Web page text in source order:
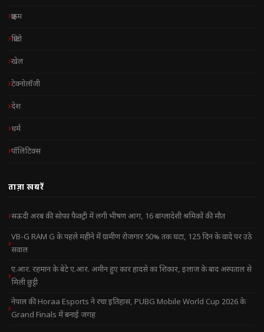
क्राइम
क्रिप्टो
खेल
टेक्नोलॉजी
देश
धर्म
पॉलिटिक्स
ताज़ा खबरें
सऊदी अरब की सोफा फैक्ट्री में लगी भीषण आग, 16 बांग्लादेशी श्रमिकों की मौत
VB-G RAM G के पहले महीने में ग्रामीण रोजगार 50% तक घटा, 125 दिन के वादे पर उठे
सवाल
ए.आर. रहमान के बेटे ए.आर. अमीन हुए कार हादसे का शिकार, इलाज के बाद अस्पताल से
मिली छुट्टी
नेपाल की Horaa Esports ने रचा इतिहास, PUBG Mobile World Cup 2026 के
Grand Finals में बनाई जगह